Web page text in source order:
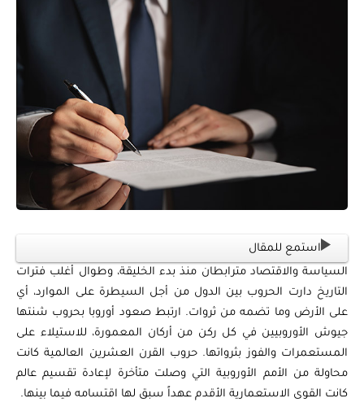
استمع للمقال
السياسة والاقتصاد مترابطان منذ بدء الخليقة، وطوال أغلب فترات
التاريخ دارت الحروب بين الدول من أجل السيطرة على الموارد، أي
على الأرض وما تضمه من ثروات. ارتبط صعود أوروبا بحروب شنتها
جيوش الأوروبيين في كل ركن من أركان المعمورة، للاستيلاء على
المستعمرات والفوز بثرواتها. حروب القرن العشرين العالمية كانت
محاولة من الأمم الأوروبية التي وصلت متأخرة لإعادة تقسيم عالم
كانت القوى الاستعمارية الأقدم عهداً سبق لها اقتسامه فيما بينها.